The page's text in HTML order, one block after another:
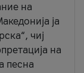
на
ја
чиј
на
песна